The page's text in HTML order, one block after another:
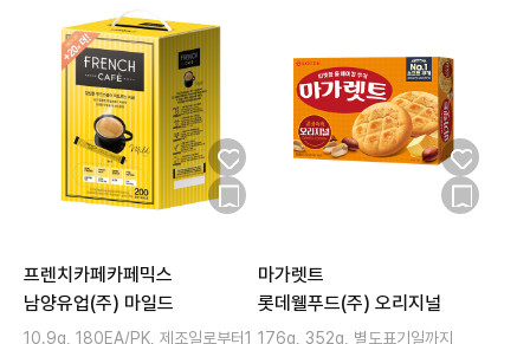
프렌치카페카페믹스
남양유업(주) 마일드
10.9g, 180EA/PK, 제조일로부터1
마가렛트
롯데웰푸드(주) 오리지널
176g, 352g, 별도표기일까지